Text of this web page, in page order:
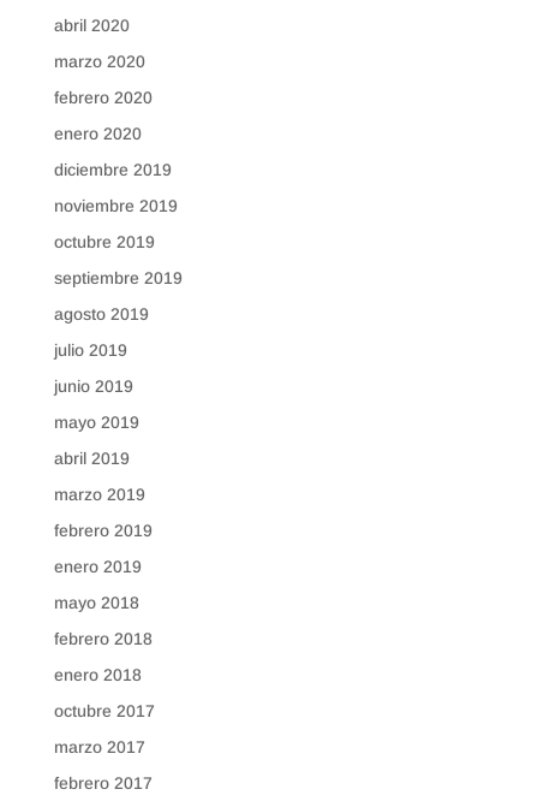
abril 2020
marzo 2020
febrero 2020
enero 2020
diciembre 2019
noviembre 2019
octubre 2019
septiembre 2019
agosto 2019
julio 2019
junio 2019
mayo 2019
abril 2019
marzo 2019
febrero 2019
enero 2019
mayo 2018
febrero 2018
enero 2018
octubre 2017
marzo 2017
febrero 2017